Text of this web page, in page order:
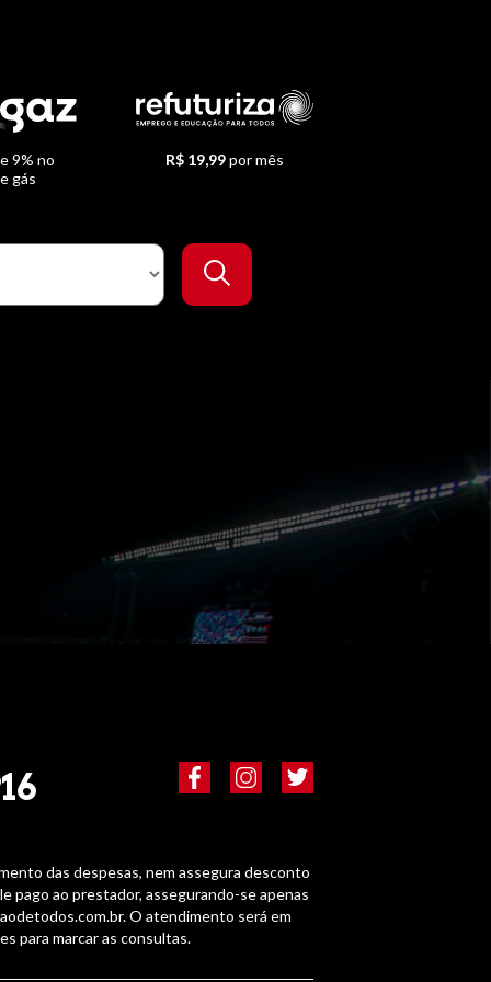
9% no
gás
R$ 19,99por mês
das despesas, nem assegura desconto
pago ao prestador, assegurando-se apenas
O atendimento será em
para marcar as consultas.